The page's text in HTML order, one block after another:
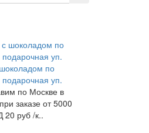
по
уп.
по Москве в
заказе от 5000
20 руб /к..